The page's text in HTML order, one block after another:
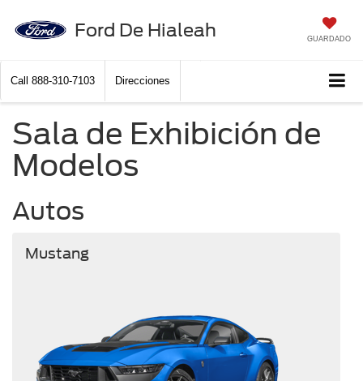
Ford De Hialeah GUARDADO
Call 888-310-7103 Direcciones
Sala de Exhibición de
Modelos
Autos
Mustang